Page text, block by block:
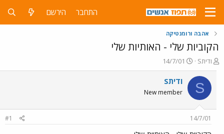
התחבר הירשם
אהבה ורומנטיקה
הקוביות שלי - האותיות שלי
פ
ו
ת
ח
ה
ש
Sודית
פ
ו
ר
14/7/01
S Sודית
New member
14/7/01
#1